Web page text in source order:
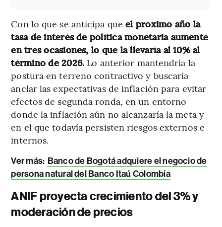
Con lo que se anticipa que el próximo año la
tasa de interés de política monetaria aumente
en tres ocasiones, lo que la llevaría al 10% al
término de 2026. Lo anterior mantendría la
postura en terreno contractivo y buscaría
anclar las expectativas de inflación para evitar
efectos de segunda ronda, en un entorno
donde la inflación aún no alcanzaría la meta y
en el que todavía persisten riesgos externos e
internos.
Ver más: Banco de Bogotá adquiere el negocio de
persona natural del Banco Itaú Colombia
ANIF proyecta crecimiento del 3% y
moderación de precios